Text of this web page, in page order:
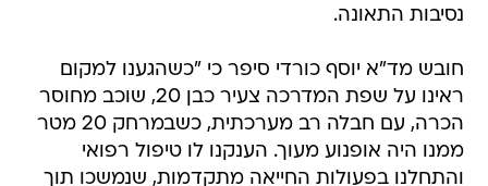
נסיבות התאונה.
חובש מד"א יוסף כורדי סיפר כי "כשהגענו למקום
ראינו על שפת המדרכה צעיר כבן 20, שוכב מחוסר
הכרה, עם חבלה רב מערכתית, כשבמרחק 20 מטר
ממנו היה אופנוע מעוך. הענקנו לו טיפול רפואי
והתחלנו בפעולות החייאה מתקדמות, שנמשכו תוך